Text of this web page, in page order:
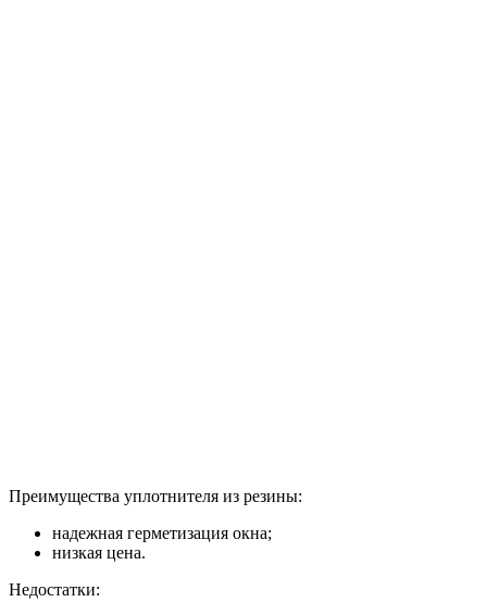
Преимущества уплотнителя из резины:
надежная герметизация окна;
низкая цена.
Недостатки: